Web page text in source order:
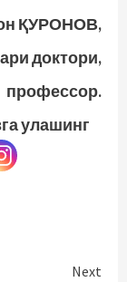
ҚУРОНОВ,
доктори,
профессор.
улашинг
Next